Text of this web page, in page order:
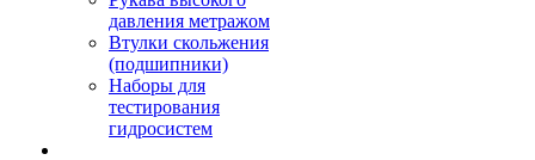
давления метражом
Втулки скольжения
(подшипники)
Наборы для
тестирования
гидросистем